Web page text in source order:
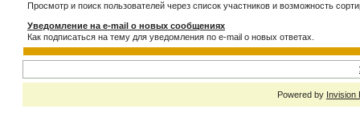
Просмотр и поиск пользователей через список участников и возможность
Уведомление на e-mail о новых сообщениях
Как подписаться на тему для уведомления по e-mail о новых ответах.
Powered by Invision